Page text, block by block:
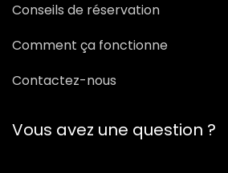
Conseils de réservation
Comment ça fonctionne
Contactez-nous
Vous avez une question ?